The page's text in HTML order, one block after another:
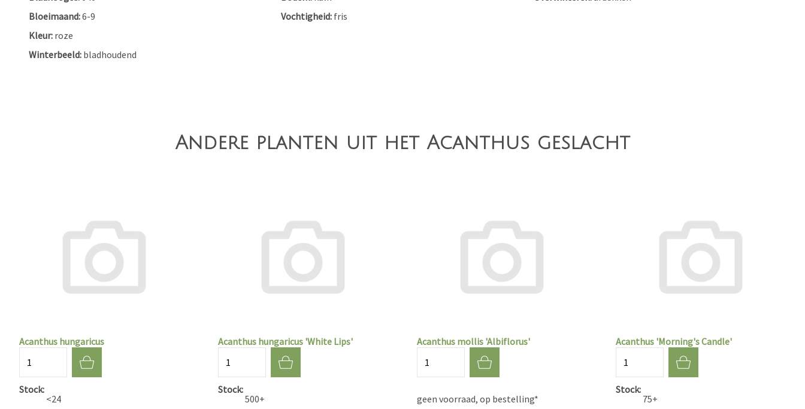
Bloeimaand 6-9
Kleur roze
Winterbeeld bladhoudend
Vochtigheid fris
Andere planten uit het Acanthus geslacht
Acanthus hungaricus
Stock
<24
Acanthus hungaricus 'White Lips'
Stock
500+
Acanthus mollis 'Albiflorus'
geen voorraad, op bestelling*
Acanthus 'Morning's Candle'
Stock
75+